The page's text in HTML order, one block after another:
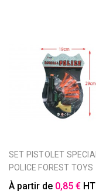
SET PISTOLET SPECIAL
POLICE FOREST TOYS
À partir de 0,85 € HT